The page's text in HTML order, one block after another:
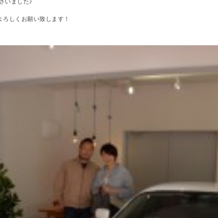
いました♪
しくお願い致します！